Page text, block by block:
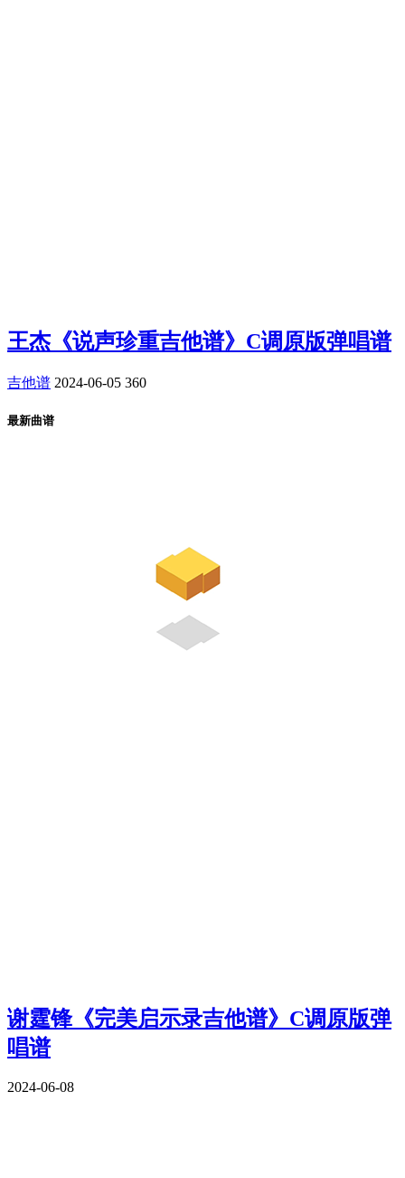
王杰《说声珍重吉他谱》C调原版弹唱谱
吉他谱 2024-06-05 360
最新曲谱
谢霆锋《完美启示录吉他谱》C调原版弹
唱谱
2024-06-08